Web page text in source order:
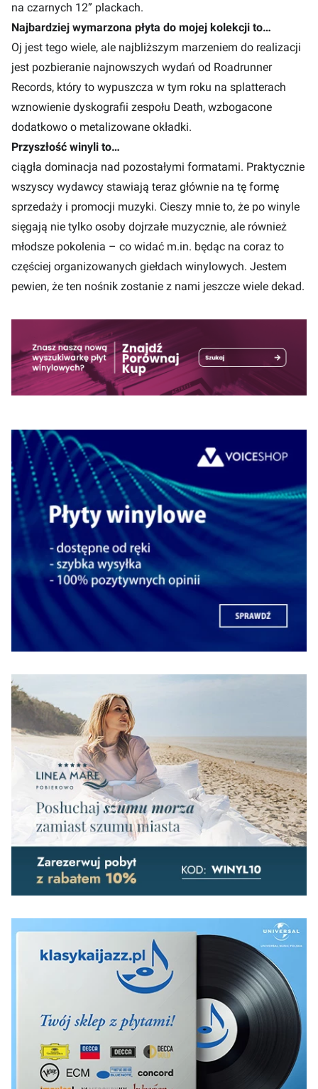
na czarnych 12” plackach.
Najbardziej wymarzona płyta do mojej kolekcji to…
Oj jest tego wiele, ale najbliższym marzeniem do realizacji
jest pozbieranie najnowszych wydań od Roadrunner
Records, który to wypuszcza w tym roku na splatterach
wznowienie dyskografii zespołu Death, wzbogacone
dodatkowo o metalizowane okładki.
Przyszłość winyli to…
ciągła dominacja nad pozostałymi formatami. Praktycznie
wszyscy wydawcy stawiają teraz głównie na tę formę
sprzedaży i promocji muzyki. Cieszy mnie to, że po winyle
sięgają nie tylko osoby dojrzałe muzycznie, ale również
młodsze pokolenia – co widać m.in. będąc na coraz to
częściej organizowanych giełdach winylowych. Jestem
pewien, że ten nośnik zostanie z nami jeszcze wiele dekad.